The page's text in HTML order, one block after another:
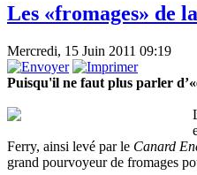
Les «fromages» de
Mercredi, 15 Juin 2011 09:19
Puisqu'il ne faut plus parler
Ferry, ainsi levé par le Canard
grand pourvoyeur de fromages